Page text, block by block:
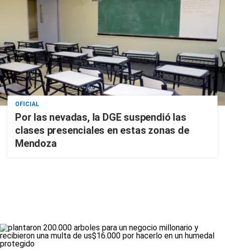
OFICIAL
Por las nevadas, la DGE suspendió las
clases presenciales en estas zonas de
Mendoza